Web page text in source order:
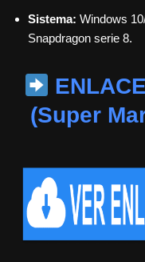
Sistema: Windows
Snapdragon serie 8.
(Super